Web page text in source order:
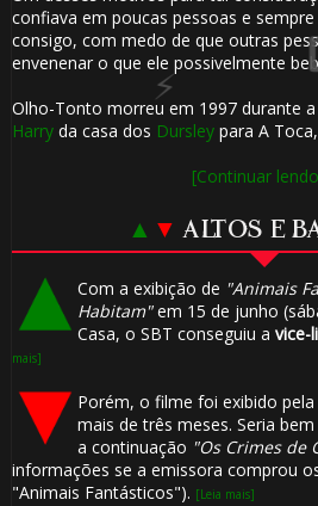
confiava em poucas pessoas e
consigo, com medo de que outras
envenenar o que ele possivelmente
Olho-Tonto morreu em 1997 durante
Harryda casa dos Dursleypara A
[Continuar
▲ ▼ ALTOS E
Com a exibição de "Animais
Habitam"em 15 de junho
Casa, o SBT conseguiu a vice-
mais]
Porém, o filme foi exibido
mais de três meses. Seria
a continuação "Os Crimes de
informações se a emissora comprou
"Animais Fantásticos"). [Leia mais]